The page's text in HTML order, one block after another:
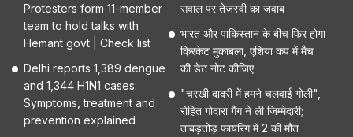
Protesters form 11-member
team to hold talks with
Hemant govt | Check list
Delhi reports 1,389 dengue
and 1,344 H1N1 cases:
Symptoms, treatment and
prevention explained
सवाल पर तेजस्वी का जवाब
भारत और पाकिस्तान के बीच फिर होगा
क्रिकेट मुकाबला, एशिया कप में मैच
की डेट नोट कीजिए
"चरखी दादरी में हमने चलवाई गोली",
रोहित गोदारा गैंग ने ली जिम्मेदारी;
ताबड़तोड़ फायरिंग में 2 की मौत